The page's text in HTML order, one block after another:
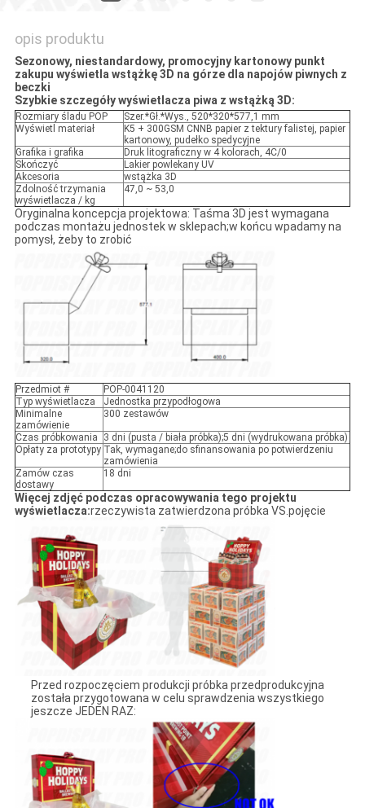
opis produktu
Sezonowy, niestandardowy, promocyjny kartonowy punkt
zakupu wyświetla wstążkę 3D na górze dla napojów piwnych z
beczki
Szybkie szczegóły wyświetlacza piwa z wstążką 3D:
Rozmiary śladu POP
Szer.*Gł.*Wys., 520*320*577,1 mm
Wyświetl materiał
K5 + 300GSM CNNB papier z tektury falistej, papier
kartonowy, pudełko spedycyjne
Grafika i grafika
Druk litograficzny w 4 kolorach, 4C/0
Skończyć
Lakier powlekany UV
Akcesoria
wstążka 3D
Zdolność trzymania
wyświetlacza / kg
47,0 ~ 53,0
Oryginalna koncepcja projektowa: Taśma 3D jest wymagana
podczas montażu jednostek w sklepach;w końcu wpadamy na
pomysł, żeby to zrobić
Przedmiot #
POP-0041120
Typ wyświetlacza
Jednostka przypodłogowa
Minimalne
zamówienie
300 zestawów
Czas próbkowania
3 dni (pusta / biała próbka);5 dni (wydrukowana próbka)
Opłaty za prototypy Tak, wymagane;do sfinansowania po potwierdzeniu
zamówienia
Zamów czas
dostawy
18 dni
Więcej zdjęć podczas opracowywania tego projektu
wyświetlacza:rzeczywista zatwierdzona próbka VS.pojęcie
Przed rozpoczęciem produkcji próbka przedprodukcyjna
została przygotowana w celu sprawdzenia wszystkiego
jeszcze JEDEN RAZ: